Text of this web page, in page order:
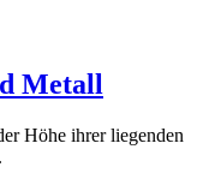
Metall
Höhe ihrer liegenden